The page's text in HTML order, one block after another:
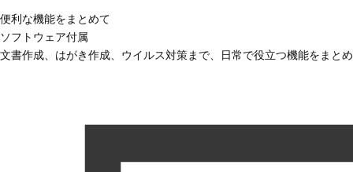
便利な機能をまとめて
ソフトウェア付属
文書作成、はがき作成、ウイルス対策まで、日常で役立つ機能をまと